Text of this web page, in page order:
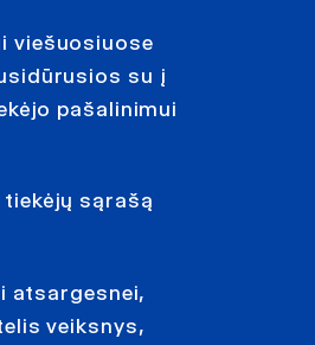
viešuosiuose
su į
pašalinimui
sąrašą
atsargesnei,
veiksnys,